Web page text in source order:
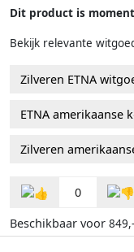
Dit product is
Bekijk relevante
Zilveren ETNA
ETNA amerikaanse
Zilveren
0
Beschikbaar voor 849,-